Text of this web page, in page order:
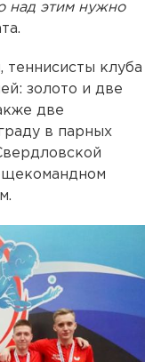
над этим нужно
теннисисты клуба
золото и две
две
в парных